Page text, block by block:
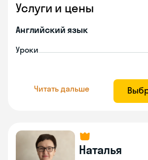
Услуги и цены
Английский язык
Уроки
Читать дальше
Наталья